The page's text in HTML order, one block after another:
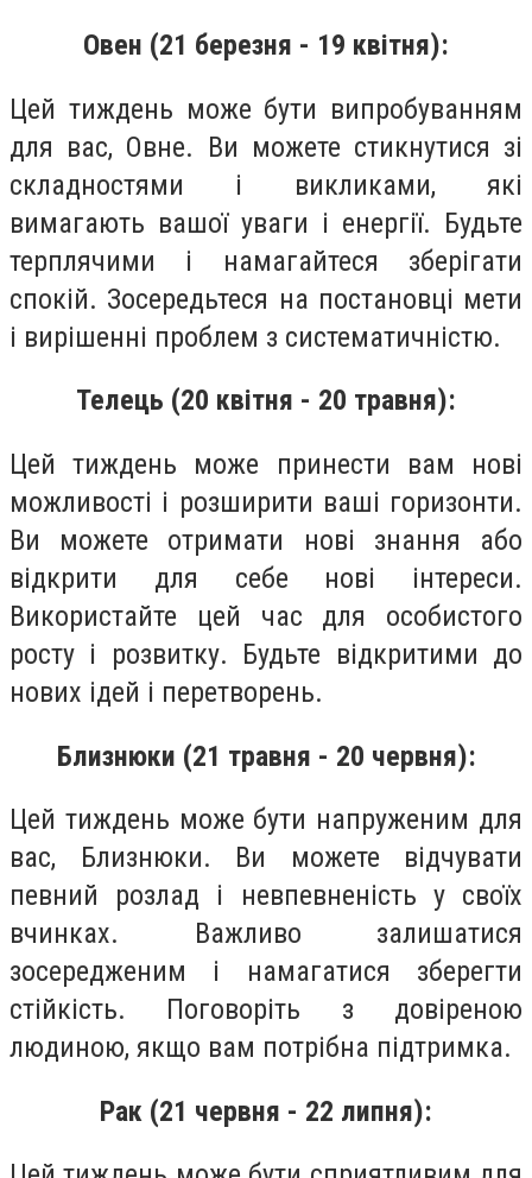
Овен (21 березня - 19 квітня):
Цей тиждень може бути випробуванням
для вас, Овне. Ви можете стикнутися зі
складностями і викликами, які
вимагають вашої уваги і енергії. Будьте
терплячими і намагайтеся зберігати
спокій. Зосередьтеся на постановці мети
і вирішенні проблем з систематичністю.
Телець (20 квітня - 20 травня):
Цей тиждень може принести вам нові
можливості і розширити ваші горизонти.
Ви можете отримати нові знання або
відкрити для себе нові інтереси.
Використайте цей час для особистого
росту і розвитку. Будьте відкритими до
нових ідей і перетворень.
Близнюки (21 травня - 20 червня):
Цей тиждень може бути напруженим для
вас, Близнюки. Ви можете відчувати
певний розлад і невпевненість у своїх
вчинках. Важливо залишатися
зосередженим і намагатися зберегти
стійкість. Поговоріть з довіреною
людиною, якщо вам потрібна підтримка.
Рак (21 червня - 22 липня):